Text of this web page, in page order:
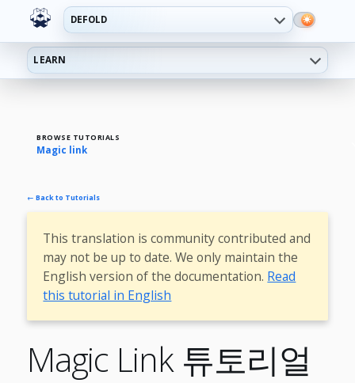
DEFOLD
LEARN
BROWSE TUTORIALS
Magic link
← Back to Tutorials
This translation is community contributed and
may not be up to date. We only maintain the
English version of the documentation. Read
this tutorial in English
Magic Link 튜토리얼